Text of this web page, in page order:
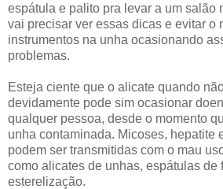
espátula e palito pra levar a um salão
vai precisar ver essas dicas e evitar o
instrumentos na unha ocasionando
problemas.
Esteja ciente que o alicate quando
devidamente pode sim ocasionar
qualquer pessoa, desde o momento
unha contaminada. Micoses, hepatite
podem ser transmitidas com o mau
como alicates de unhas, espátulas de
esterelização.